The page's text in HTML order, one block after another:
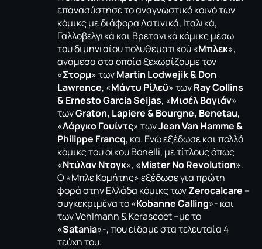
επανασύστησε το αναγνωστικό κοινό των
κόμικς με διάφορα Λατινικά, Ιταλικά,
Γαλλοβελγικά και Βρετανικά κόμικς μέσω
του διμηνιαίου πολυθεματικού «Μπλεκ»,
ανάμεσα στα οποία ξεχωρίζουμε τον
«Στορμ» τωνMartin Lodwejik & Don
Lawrence, «Μάντυ Ρίλεϋ» τωνRay Collins
& Ernesto Garcia Seijas, «Μισέλ Βαγιάν»
τωνGraton, Lapiere & Bourgne, Benetau,
«Λάργκο Γουίντς» τωνJean Van Hamme &
Philippe Francq, κα. Ενώ εξέδωσε και πολλά
κόμικς του οίκου Bonelli, με τίτλους όπως
«Ντύλαν Ντογκ», «Mister No Revolution».
Ο «Μπλε Κομήτης» εξέδωσε για πρώτη
φορά στην Ελλάδα κόμικς τωνZerocalcare –
συγκεκριμένα το «Kobanne Calling»- και
των Vehlmann & Kerascoet –με το
«Satania»-, που είδαμε στα τελευταία 4
τεύχη του.